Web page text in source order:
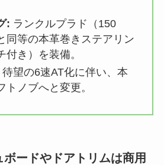
: ランクルプラド（150
同等の本革巻きステアリン
付き）を装備。
待望の6速AT化に伴い、本
トノブへと変更。
ボードやドアトリムは商用